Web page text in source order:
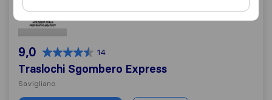
9,0 14
Traslochi Sgombero Express
Savigliano